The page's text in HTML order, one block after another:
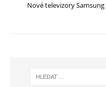
Nové televizory Samsung